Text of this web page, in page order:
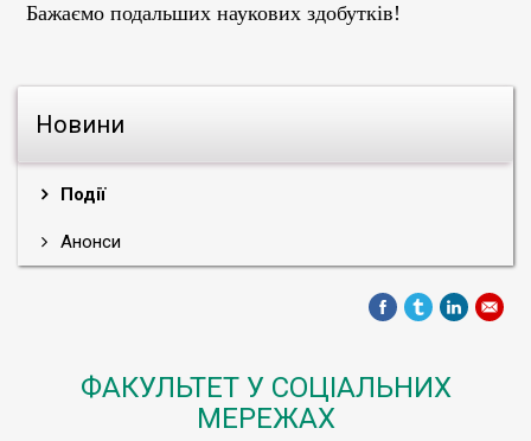
Новини
Події
Анонси
Бажаємо подальших наукових здобутків!
ФАКУЛЬТЕТ У СОЦІАЛЬНИХ
МЕРЕЖАХ